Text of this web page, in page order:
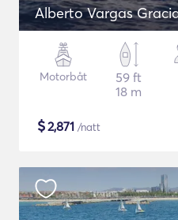
Alberto Vargas
Motorbåt
59 ft
18 m
$2,871 /natt